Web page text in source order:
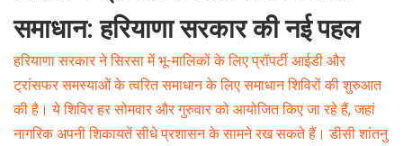
समाधान: हरियाणा सरकार की नई पहल
हरियाणा सरकार ने सिरसा में भू-मालिकों के लिए प्रॉपर्टी आईडी और
ट्रांसफर समस्याओं के त्वरित समाधान के लिए समाधान शिविरों की शुरुआत
की है। ये शिविर हर सोमवार और गुरुवार को आयोजित किए जा रहे हैं, जहां
नागरिक अपनी शिकायतें सीधे प्रशासन के सामने रख सकते हैं। डीसी शांतनु